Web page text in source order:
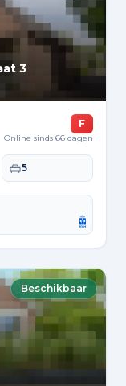
3
F
Online sinds 66 dagen
Slaapkamers
5
Beschikbaar